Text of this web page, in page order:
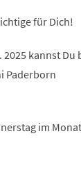
für Dich!
kannst Du
Paderborn
im Monat